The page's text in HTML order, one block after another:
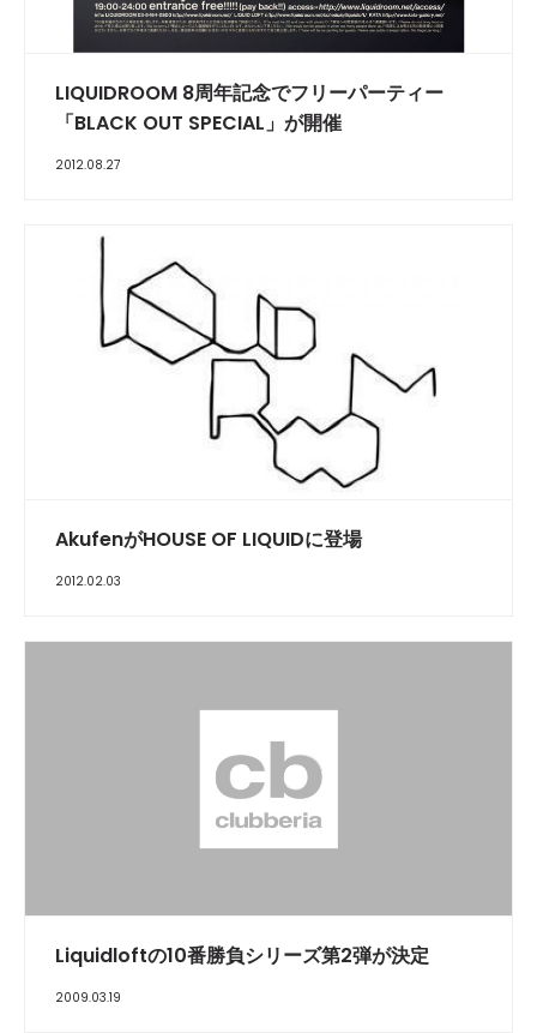
LIQUIDROOM 8周年記念でフリーパーティー
「BLACK OUT SPECIAL」が開催
2012.08.27
AkufenがHOUSE OF LIQUIDに登場
2012.02.03
Liquidloftの10番勝負シリーズ第2弾が決定
2009.03.19